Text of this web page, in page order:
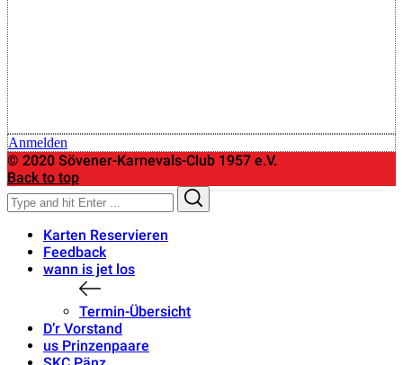
Anmelden
© 2020 Sövener-Karnevals-Club 1957 e.V.
Back to top
Search
for:
Karten Reservieren
Feedback
wann is jet los
Termin-Übersicht
D’r Vorstand
us Prinzenpaare